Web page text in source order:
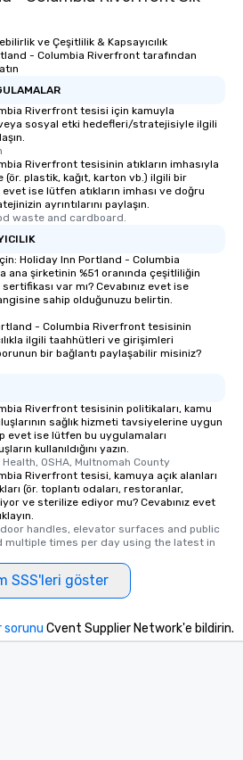
ve Çeşitlilik & Kapsayıcılık
- Columbia Riverfront tarafından
Riverfront tesisi için kamuyla
sosyal etki hedefleri/stratejisiyle ilgili
Riverfront tesisinin atıkların imhasıyla
plastik, kağıt, karton vb.) ilgili bir
evet ise lütfen atıkların imhası ve doğru
ayrıntılarını paylaşın.
waste and cardboard.
Holiday Inn Portland - Columbia
şirketinin %51 oranında çeşitliliğin
var mı? Cevabınız evet ise
sahip olduğunuzu belirtin.
- Columbia Riverfront tesisinin
ilgili taahhütleri ve girişimleri
bir bağlantı paylaşabilir misiniz?
Riverfront tesisinin politikaları, kamu
sağlık hizmeti tavsiyelerine uygun
evet ise lütfen bu uygulamaları
kullanıldığını yazın.
OSHA, Multnomah County
Riverfront tesisi, kamuya açık alanları
(ör. toplantı odaları, restoranlar,
ve sterilize ediyor mu? Cevabınız evet
handles, elevator surfaces and public
multiple times per day using the latest in
SSS'leri göster
sorunu Cvent Supplier Network'e bildirin.